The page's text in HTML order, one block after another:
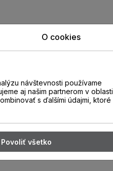
O cookies
návštevnosti používame
aj našim partnerom v oblasti
s ďalšími údajmi, ktoré
Povoliť všetko